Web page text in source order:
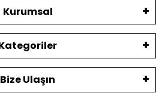
Kurumsal
Bize Ulaşın